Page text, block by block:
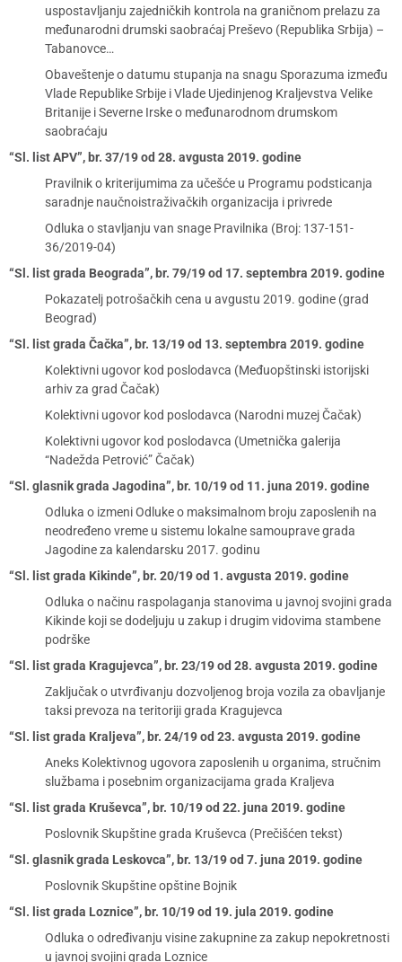
uspostavljanju zajedničkih kontrola na graničnom prelazu za
međunarodni drumski saobraćaj Preševo (Republika Srbija) –
Tabanovce…
Obaveštenje o datumu stupanja na snagu Sporazuma između
Vlade Republike Srbije i Vlade Ujedinjenog Kraljevstva Velike
Britanije i Severne Irske o međunarodnom drumskom
saobraćaju
“Sl. list APV”, br. 37/19 od 28. avgusta 2019. godine
Pravilnik o kriterijumima za učešće u Programu podsticanja
saradnje naučnoistraživačkih organizacija i privrede
Odluka o stavljanju van snage Pravilnika (Broj: 137-151-
36/2019-04)
“Sl. list grada Beograda”, br. 79/19 od 17. septembra 2019. godine
Pokazatelj potrošačkih cena u avgustu 2019. godine (grad
Beograd)
“Sl. list grada Čačka”, br. 13/19 od 13. septembra 2019. godine
Kolektivni ugovor kod poslodavca (Međuopštinski istorijski
arhiv za grad Čačak)
Kolektivni ugovor kod poslodavca (Narodni muzej Čačak)
Kolektivni ugovor kod poslodavca (Umetnička galerija
“Nadežda Petrović” Čačak)
“Sl. glasnik grada Jagodina”, br. 10/19 od 11. juna 2019. godine
Odluka o izmeni Odluke o maksimalnom broju zaposlenih na
neodređeno vreme u sistemu lokalne samouprave grada
Jagodine za kalendarsku 2017. godinu
“Sl. list grada Kikinde”, br. 20/19 od 1. avgusta 2019. godine
Odluka o načinu raspolaganja stanovima u javnoj svojini grada
Kikinde koji se dodeljuju u zakup i drugim vidovima stambene
podrške
“Sl. list grada Kragujevca”, br. 23/19 od 28. avgusta 2019. godine
Zaključak o utvrđivanju dozvoljenog broja vozila za obavljanje
taksi prevoza na teritoriji grada Kragujevca
“Sl. list grada Kraljeva”, br. 24/19 od 23. avgusta 2019. godine
Aneks Kolektivnog ugovora zaposlenih u organima, stručnim
službama i posebnim organizacijama grada Kraljeva
“Sl. list grada Kruševca”, br. 10/19 od 22. juna 2019. godine
Poslovnik Skupštine grada Kruševca (Prečišćen tekst)
“Sl. glasnik grada Leskovca”, br. 13/19 od 7. juna 2019. godine
Poslovnik Skupštine opštine Bojnik
“Sl. list grada Loznice”, br. 10/19 od 19. jula 2019. godine
Odluka o određivanju visine zakupnine za zakup nepokretnosti
u javnoj svojini grada Loznice